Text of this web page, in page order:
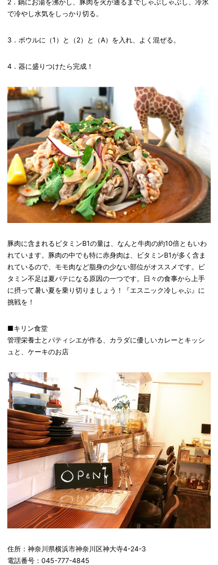
で冷やし水気をしっかり切る。
3．ボウルに（1）と（2）と（A）を入れ、よく混ぜる。
4．器に盛りつけたら完成！
豚肉に含まれるビタミンB1の量は、なんと牛肉の約10倍ともいわ
れています。豚肉の中でも特に赤身肉は、ビタミンB1が多く含ま
れているので、モモ肉など脂身の少ない部位がオススメです。ビ
タミン不足は夏バテになる原因の一つです。日々の食事から上手
に摂って暑い夏を乗り切りましょう！『エスニック冷しゃぶ』に
挑戦を！
■キリン食堂
管理栄養士とパティシエが作る、カラダに優しいカレーとキッシ
ュと、ケーキのお店
住所：神奈川県横浜市神奈川区神大寺4-24-3
電話番号：045-777-4845